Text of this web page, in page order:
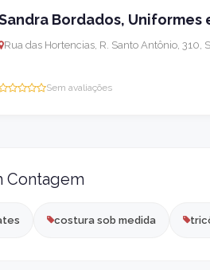
Bordados, Uniformes
Rua das Hortencias, R. Santo Antônio,
Sem avaliações
Contagem
costura sob medida